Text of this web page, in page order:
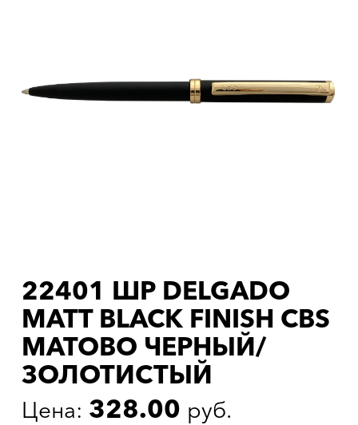
22401 ШР DELGADO
MATT BLACK FINISH CBS
МАТОВО ЧЕРНЫЙ/
ЗОЛОТИСТЫЙ
Цена: 328.00 руб.